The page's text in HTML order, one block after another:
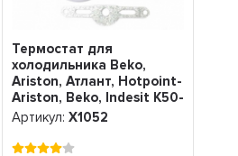
Термостат для
холодильника Beko,
Ariston, Атлант, Hotpoint-
Ariston, Beko, Indesit K50-
P1174, Х1052
Артикул: Х1052